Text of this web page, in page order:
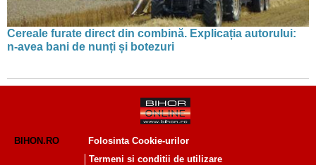
Cereale furate direct din combină. Explicația autorului:
n-avea bani de nunți și botezuri
BIHON.RO
Folosinta Cookie-urilor
Termeni si conditii de utilizare